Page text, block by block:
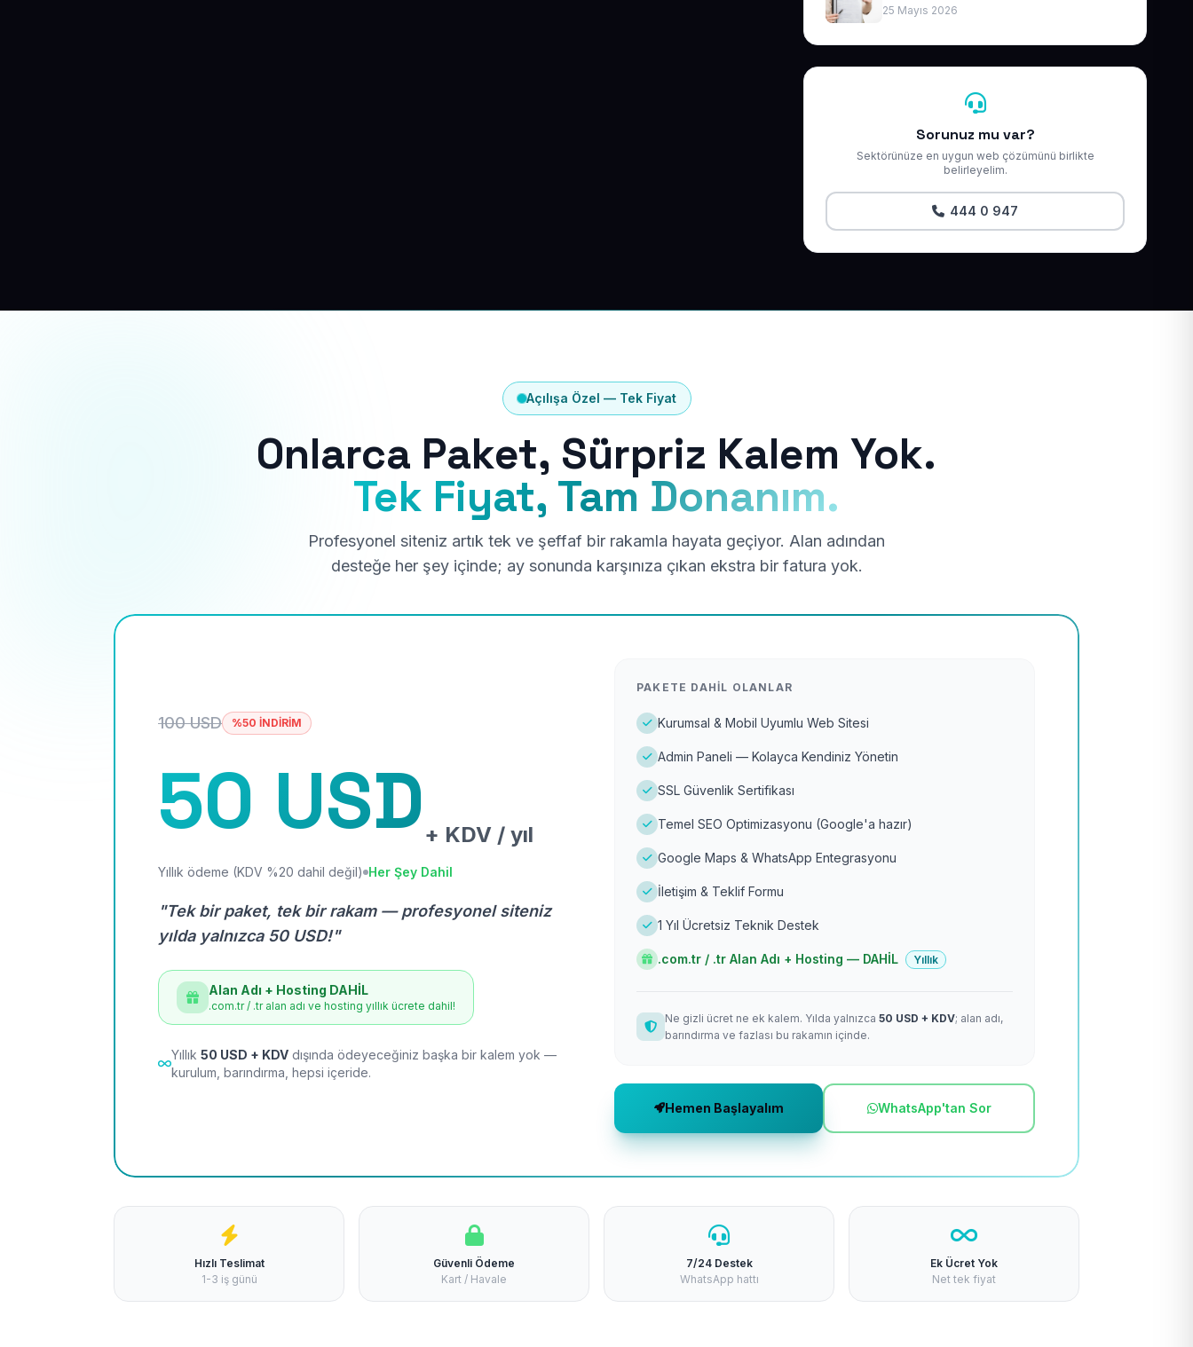
Dönüşür?
25 Mayıs 2026
Sorunuz mu var?
Sektörünüze en uygun web çözümünü birlikte
belirleyelim.
444 0 947
Açılışa Özel — Tek Fiyat
Onlarca Paket, Sürpriz Kalem Yok.
Tek Fiyat, Tam Donanım.
Profesyonel siteniz artık tek ve şeffaf bir rakamla hayata geçiyor. Alan adından
desteğe her şey içinde; ay sonunda karşınıza çıkan ekstra bir fatura yok.
100 USD %50 İNDİRİM
50 USD+ KDV / yıl
Yıllık ödeme (KDV %20 dahil değil) Her Şey Dahil
"Tek bir paket, tek bir rakam — profesyonel siteniz
yılda yalnızca 50 USD!"
Alan Adı + Hosting DAHİL
.com.tr / .tr alan adı ve hosting yıllık ücrete dahil!
Yıllık 50 USD + KDV dışında ödeyeceğiniz başka bir kalem yok —
kurulum, barındırma, hepsi içeride.
PAKETE DAHIL OLANLAR
Kurumsal & Mobil Uyumlu Web Sitesi
Admin Paneli — Kolayca Kendiniz Yönetin
SSL Güvenlik Sertifikası
Temel SEO Optimizasyonu (Google'a hazır)
Google Maps & WhatsApp Entegrasyonu
İletişim & Teklif Formu
1 Yıl Ücretsiz Teknik Destek
.com.tr / .tr Alan Adı + Hosting — DAHİL Yıllık
Ne gizli ücret ne ek kalem. Yılda yalnızca 50 USD + KDV; alan adı,
barındırma ve fazlası bu rakamın içinde.
Hemen Başlayalım WhatsApp'tan Sor
Hızlı Teslimat
1-3 iş günü
Güvenli Ödeme
Kart / Havale
7/24 Destek
WhatsApp hattı
Ek Ücret Yok
Net tek fiyat